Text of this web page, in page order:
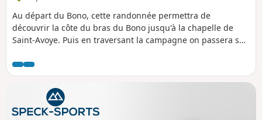
Au départ du Bono, cette randonnée permettra de
découvrir la côte du bras du Bono jusqu'à la chapelle de
Saint-Avoye. Puis en traversant la campagne on passera sur
route et joli chemin le long des 2 rivières (coté droit du
golfe du Morbihan).Message de la modération : itinéraire
modifié le 21/06/2023 à partir de 5 pour suivre le GR®® et
éviter le contournement du lycée Kerplouz qui est privé
(clôture mis en place).